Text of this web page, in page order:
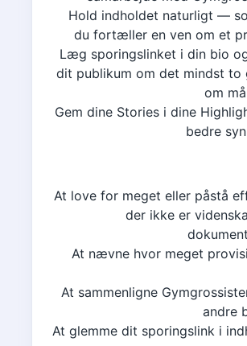
Hold indholdet naturligt —
du fortæller en ven om et
Læg sporingslinket i din bio
dit publikum om det mindst to
om
Gem dine Stories i dine
bedre
At love for meget eller påstå
der ikke er
At nævne hvor meget
At sammenligne
andre
At glemme dit sporingslink i